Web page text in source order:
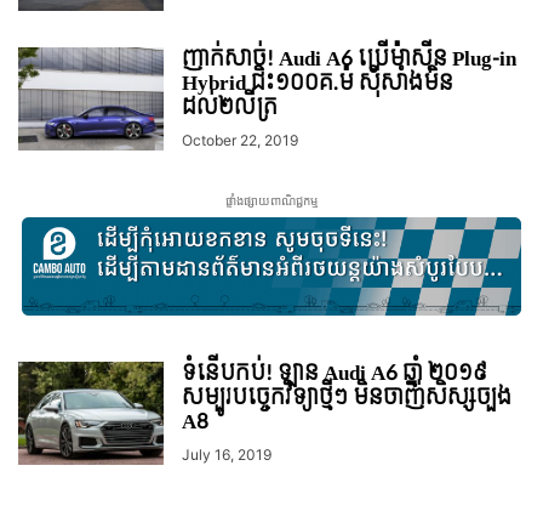
ញាក់សាច់! Audi A6 ប្រើម៉ាស៊ីន Plug-in
Hybrid ជិះ១០០គ.ម៉ ស៊ីសាំងមិន
ដល់២លីត្រ
October 22, 2019
ផ្ទាំងផ្សាយពាណិជ្ជកម្ម
ទំនើបកប់! ឡាន Audi A6 ឆ្នាំ ២០១៩
សម្បូរបច្ចេកវិទ្យាថ្មីៗ មិនចាញ់សិស្សច្បង
A8
July 16, 2019